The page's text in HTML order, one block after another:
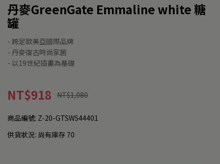
丹麥GreenGate Emmaline white 糖
罐
- 跨足歐美亞國際品牌
- 丹麥復古時尚家居
- 以19世紀插畫為基礎
NT$918 NT$1,080
商品編號: Z-20-GTSWS44401
供貨狀況: 尚有庫存 70